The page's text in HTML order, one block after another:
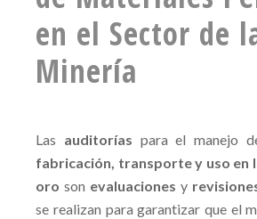
en el Sector de
Minería
Las auditorías para el manejo
fabricación, transporte y uso en
oro son evaluaciones y
se realizan para garantizar que el